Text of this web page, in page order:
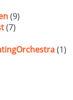
(9)
(7)
(1)